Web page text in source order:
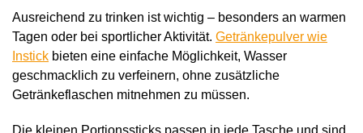
Ausreichend zu trinken ist wichtig – besonders an warmen
Tagen oder bei sportlicher Aktivität. Getränkepulver wie
Instick bieten eine einfache Möglichkeit, Wasser
geschmacklich zu verfeinern, ohne zusätzliche
Getränkeflaschen mitnehmen zu müssen.
Die kleinen Portionssticks passen in jede Tasche und sind